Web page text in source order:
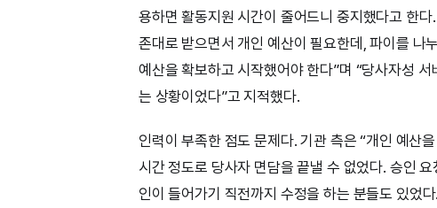
용하면 활동지원 시간이 줄어드니 중지했다고 한
존대로 받으면서 개인 예산이 필요한데, 파이를 나
예산을 확보하고 시작했어야 한다”며 “당사자성
는 상황이었다”고 지적했다.
인력이 부족한 점도 문제다. 기관 측은 “개인 예산
시간 정도로 당사자 면담을 끝낼 수 없었다. 승인
인이 들어가기 직전까지 수정을 하는 분들도 있었